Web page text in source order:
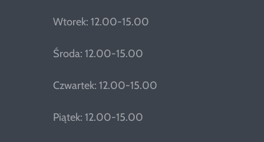
Wtorek: 12.00-15.00
Środa: 12.00-15.00
Czwartek: 12.00-15.00
Piątek: 12.00-15.00